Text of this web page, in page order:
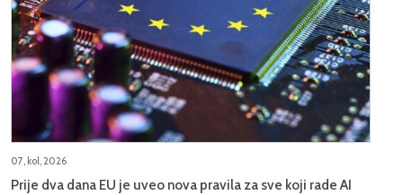
07, kol, 2026
Prije dva dana EU je uveo nova pravila za sve koji rade AI